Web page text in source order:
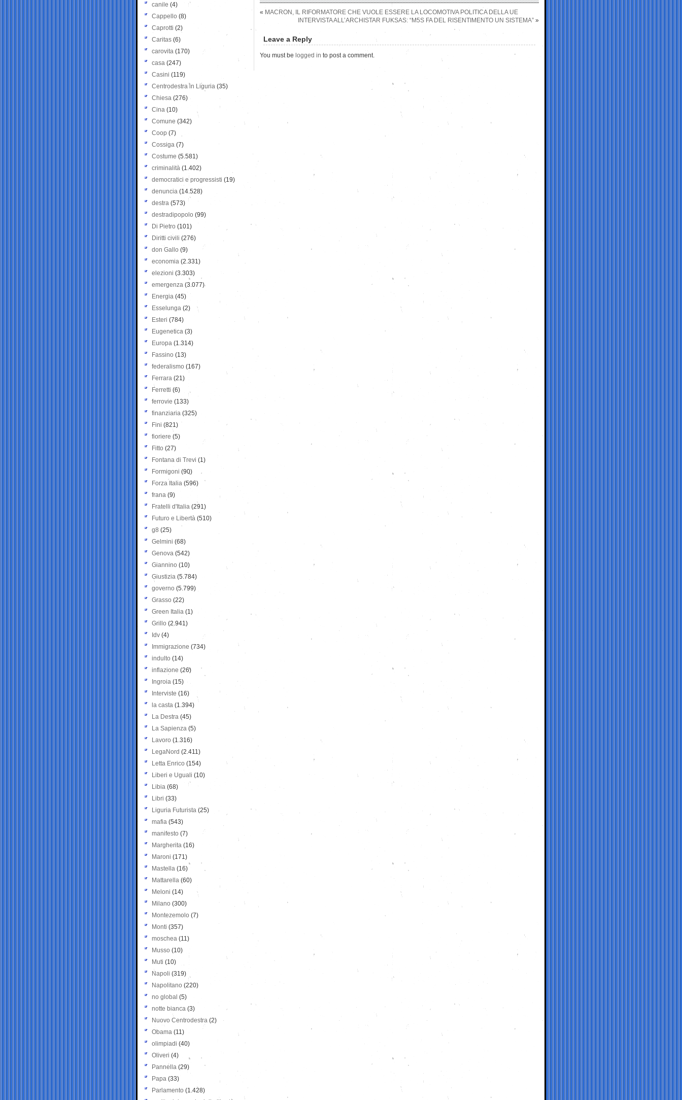
« MACRON, IL RIFORMATORE CHE VUOLE ESSERE LA LOCOMOTIVA POLITICA DELLA UE
INTERVISTA ALL’ARCHISTAR FUKSAS: “M5S FA DEL RISENTIMENTO UN SISTEMA” »
Leave a Reply
You must be logged in to post a comment.
canile (4)
Cappello (8)
Caprotti (2)
Caritas (6)
carovita (170)
casa (247)
Casini (119)
Centrodestra in Liguria (35)
Chiesa (276)
Cina (10)
Comune (342)
Coop (7)
Cossiga (7)
Costume (5.581)
criminalità (1.402)
democratici e progressisti (19)
denuncia (14.528)
destra (573)
destradipopolo (99)
Di Pietro (101)
Diritti civili (276)
don Gallo (9)
economia (2.331)
elezioni (3.303)
emergenza (3.077)
Energia (45)
Esselunga (2)
Esteri (784)
Eugenetica (3)
Europa (1.314)
Fassino (13)
federalismo (167)
Ferrara (21)
Ferretti (6)
ferrovie (133)
finanziaria (325)
Fini (821)
fioriere (5)
Fitto (27)
Fontana di Trevi (1)
Formigoni (90)
Forza Italia (596)
frana (9)
Fratelli d'Italia (291)
Futuro e Libertà (510)
g8 (25)
Gelmini (68)
Genova (542)
Giannino (10)
Giustizia (5.784)
governo (5.799)
Grasso (22)
Green Italia (1)
Grillo (2.941)
Idv (4)
Immigrazione (734)
indulto (14)
inflazione (26)
Ingroia (15)
Interviste (16)
la casta (1.394)
La Destra (45)
La Sapienza (5)
Lavoro (1.316)
LegaNord (2.411)
Letta Enrico (154)
Liberi e Uguali (10)
Libia (68)
Libri (33)
Liguria Futurista (25)
mafia (543)
manifesto (7)
Margherita (16)
Maroni (171)
Mastella (16)
Mattarella (60)
Meloni (14)
Milano (300)
Montezemolo (7)
Monti (357)
moschea (11)
Musso (10)
Muti (10)
Napoli (319)
Napolitano (220)
no global (5)
notte bianca (3)
Nuovo Centrodestra (2)
Obama (11)
olimpiadi (40)
Oliveri (4)
Pannella (29)
Papa (33)
Parlamento (1.428)